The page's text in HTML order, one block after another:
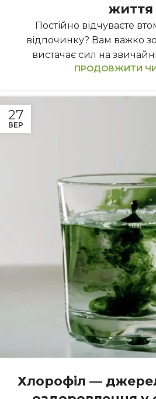
життя
Постійно відчуваєте
відпочинку? Вам важко
вистачає сил на
ПРОДОВЖИТИ
27
ВЕР
Хлорофіл —